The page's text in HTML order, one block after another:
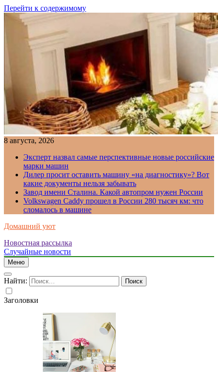
Перейти к содержимому
8 августа, 2026
Эксперт назвал самые перспективные новые российские
марки машин
Дилер просит оставить машину «на диагностику»? Вот
какие документы нельзя забывать
Завод имени Сталина. Какой автопром нужен России
Volkswagen Caddy прошел в России 280 тысяч км: что
сломалось в машине
Домашний уют
Новостная рассылка
Случайные новости
Меню
Найти:
Заголовки